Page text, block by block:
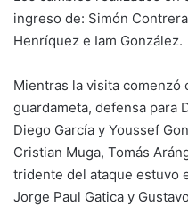
ingreso de: Simón
Henríquez e Iam González.
Mientras la visita comenzó
guardameta, defensa para
Diego García y Youssef
Cristian Muga, Tomás
tridente del ataque estuvo
Jorge Paul Gatica y